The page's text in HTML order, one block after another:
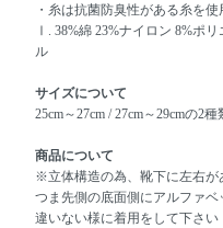
・糸は抗菌防臭性がある糸を使
Ⅰ. 38%綿 23%ナイロン 8%ポ
ル
サイズについて
25cm～27cm / 27cm～29cmの2種
商品について
※立体構造の為、靴下に左右が
つま先側の底面側にアルファ
違いない様に着用をして下さい